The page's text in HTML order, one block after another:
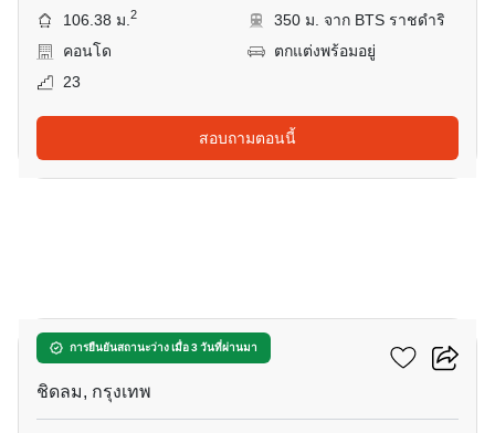
106.38 ม.2
350 ม. จาก BTS ราชดำริ
คอนโด
ตกแต่งพร้อมอยู่
23
สอบถามตอนนี้
การยืนยันสถานะว่าง เมื่อ 3 วันที่ผ่านมา
สโคป หลังสวน
ชิดลม, กรุงเทพ